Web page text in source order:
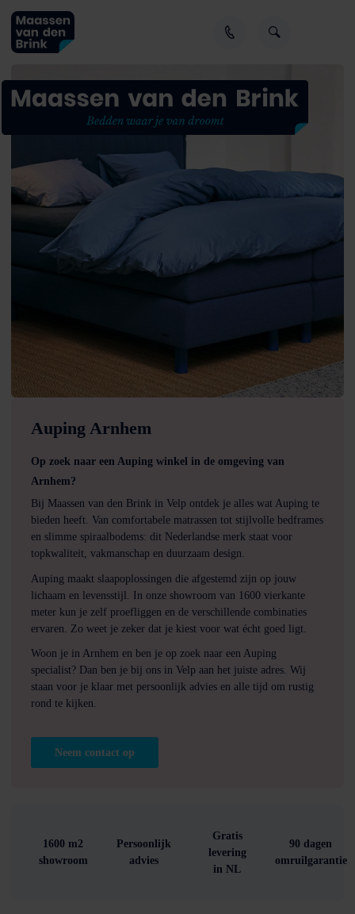
Auping Arnhem
Op zoek naar een Auping winkel in de omgeving van
Arnhem?
Bij Maassen van den Brink in Velp ontdek je alles wat Auping te
bieden heeft. Van comfortabele matrassen tot stijlvolle bedframes
en slimme spiraalbodems: dit Nederlandse merk staat voor
topkwaliteit, vakmanschap en duurzaam design.
Auping maakt slaapoplossingen die afgestemd zijn op jouw
lichaam en levensstijl. In onze showroom van 1600 vierkante
meter kun je zelf proefliggen en de verschillende combinaties
ervaren. Zo weet je zeker dat je kiest voor wat écht goed ligt.
Woon je in Arnhem en ben je op zoek naar een Auping
specialist? Dan ben je bij ons in Velp aan het juiste adres. Wij
staan voor je klaar met persoonlijk advies en alle tijd om rustig
rond te kijken.
Neem contact op
1600 m2
showroom
Persoonlijk
advies
Gratis
levering
in NL
90 dagen
omruilgarantie